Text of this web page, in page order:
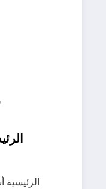
الرئيسية